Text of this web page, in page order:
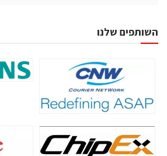
השותפים שלנו